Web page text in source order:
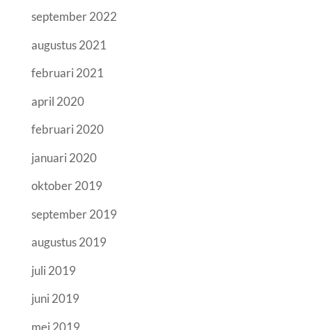
september 2022
augustus 2021
februari 2021
april 2020
februari 2020
januari 2020
oktober 2019
september 2019
augustus 2019
juli 2019
juni 2019
mei 2019